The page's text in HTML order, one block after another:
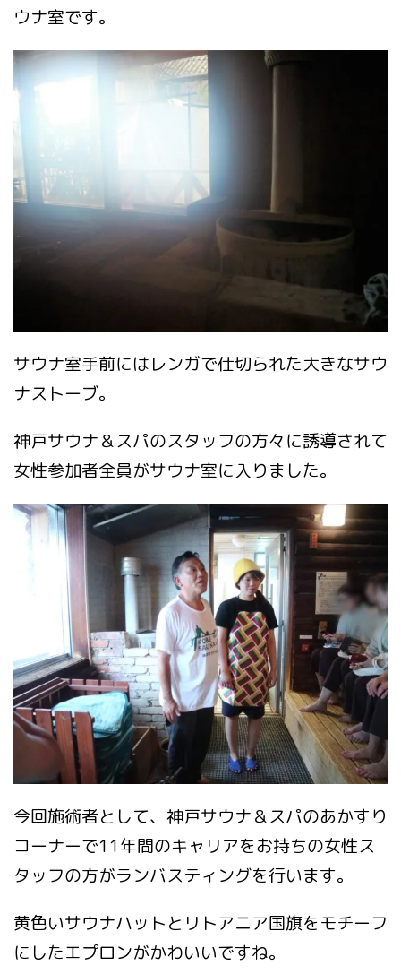
ウナ室です。
サウナ室手前にはレンガで仕切られた大きなサウ
ナストーブ。
神戸サウナ＆スパのスタッフの方々に誘導されて
女性参加者全員がサウナ室に入りました。
今回施術者として、神戸サウナ＆スパのあかすり
コーナーで11年間のキャリアをお持ちの女性ス
タッフの方がランバスティングを行います。
黄色いサウナハットとリトアニア国旗をモチーフ
にしたエプロンがかわいいですね。